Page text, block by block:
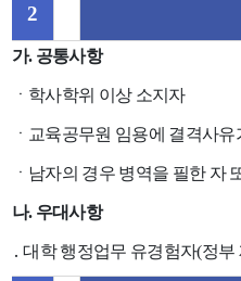
2
가. 공통사항
ㆍ학사학위 이상 소지자
ㆍ교육공무원 임용에 결격사유
ㆍ남자의 경우 병역을 필한 자
나. 우대사항
․대학 행정업무 유경험자(정부